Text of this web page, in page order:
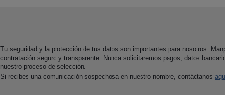
Tu seguridad y la protección de tus datos son importantes para nosotros.
contratación seguro y transparente. Nunca solicitaremos pagos, datos
nuestro proceso de selección.
Si recibes una comunicación sospechosa en nuestro nombre, contáctanos